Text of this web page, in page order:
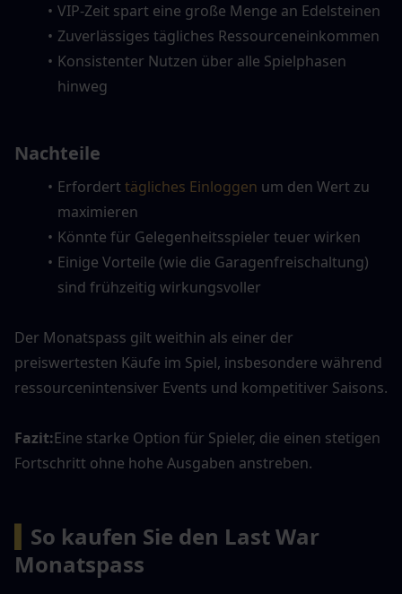
VIP-Zeit spart eine große Menge an Edelsteinen
Zuverlässiges tägliches Ressourceneinkommen
Konsistenter Nutzen über alle Spielphasen
hinweg
Nachteile
Erfordert tägliches Einloggen um den Wert zu
maximieren
Könnte für Gelegenheitsspieler teuer wirken
Einige Vorteile (wie die Garagenfreischaltung)
sind frühzeitig wirkungsvoller
Der Monatspass gilt weithin als einer der
preiswertesten Käufe im Spiel, insbesondere während
ressourcenintensiver Events und kompetitiver Saisons.
Fazit:Eine starke Option für Spieler, die einen stetigen
Fortschritt ohne hohe Ausgaben anstreben.
So kaufen Sie den Last War
Monatspass